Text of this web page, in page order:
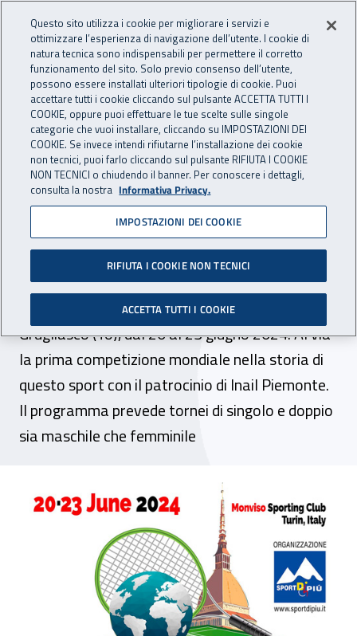
INAIL - Istituto Nazionale
Apri cerca
Navigazione principale
Navigazione - Ti trovi in:
Home Inail comunica Eventi
dal 20 al 23 giugno 2024
Evento - Campionati
mondiali di para standing
tennis
Grugliasco (To), dal 20 al 23 giugno 2024. Al via
la prima competizione mondiale nella storia di
questo sport con il patrocinio di Inail Piemonte.
Il programma prevede tornei di singolo e doppio
sia maschile che femminile
Evento - Campionati mondiali di para
Questo sito utilizza i cookie per migliorare i servizi e
ottimizzare l’esperienza di navigazione dell’utente. I cookie di
natura tecnica sono indispensabili per permettere il corretto
funzionamento del sito. Solo previo consenso dell’utente,
possono essere installati ulteriori tipologie di cookie. Puoi
accettare tutti i cookie cliccando sul pulsante ACCETTA TUTTI I
COOKIE, oppure puoi effettuare le tue scelte sulle singole
categorie che vuoi installare, cliccando su IMPOSTAZIONI DEI
COOKIE. Se invece intendi rifiutarne l’installazione dei cookie
non tecnici, puoi farlo cliccando sul pulsante RIFIUTA I COOKIE
NON TECNICI o chiudendo il banner. Per conoscere i dettagli,
consulta la nostra Informativa Privacy.
IMPOSTAZIONI DEI COOKIE
RIFIUTA I COOKIE NON TECNICI
ACCETTA TUTTI I COOKIE